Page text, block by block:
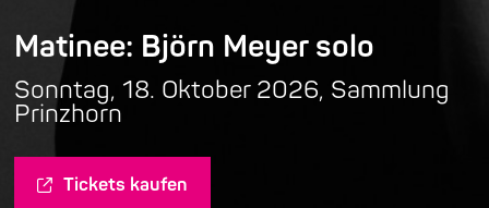
Matinee: Björn Meyer solo
Sonntag, 18. Oktober 2026, Sammlung
Prinzhorn
Tickets kaufen